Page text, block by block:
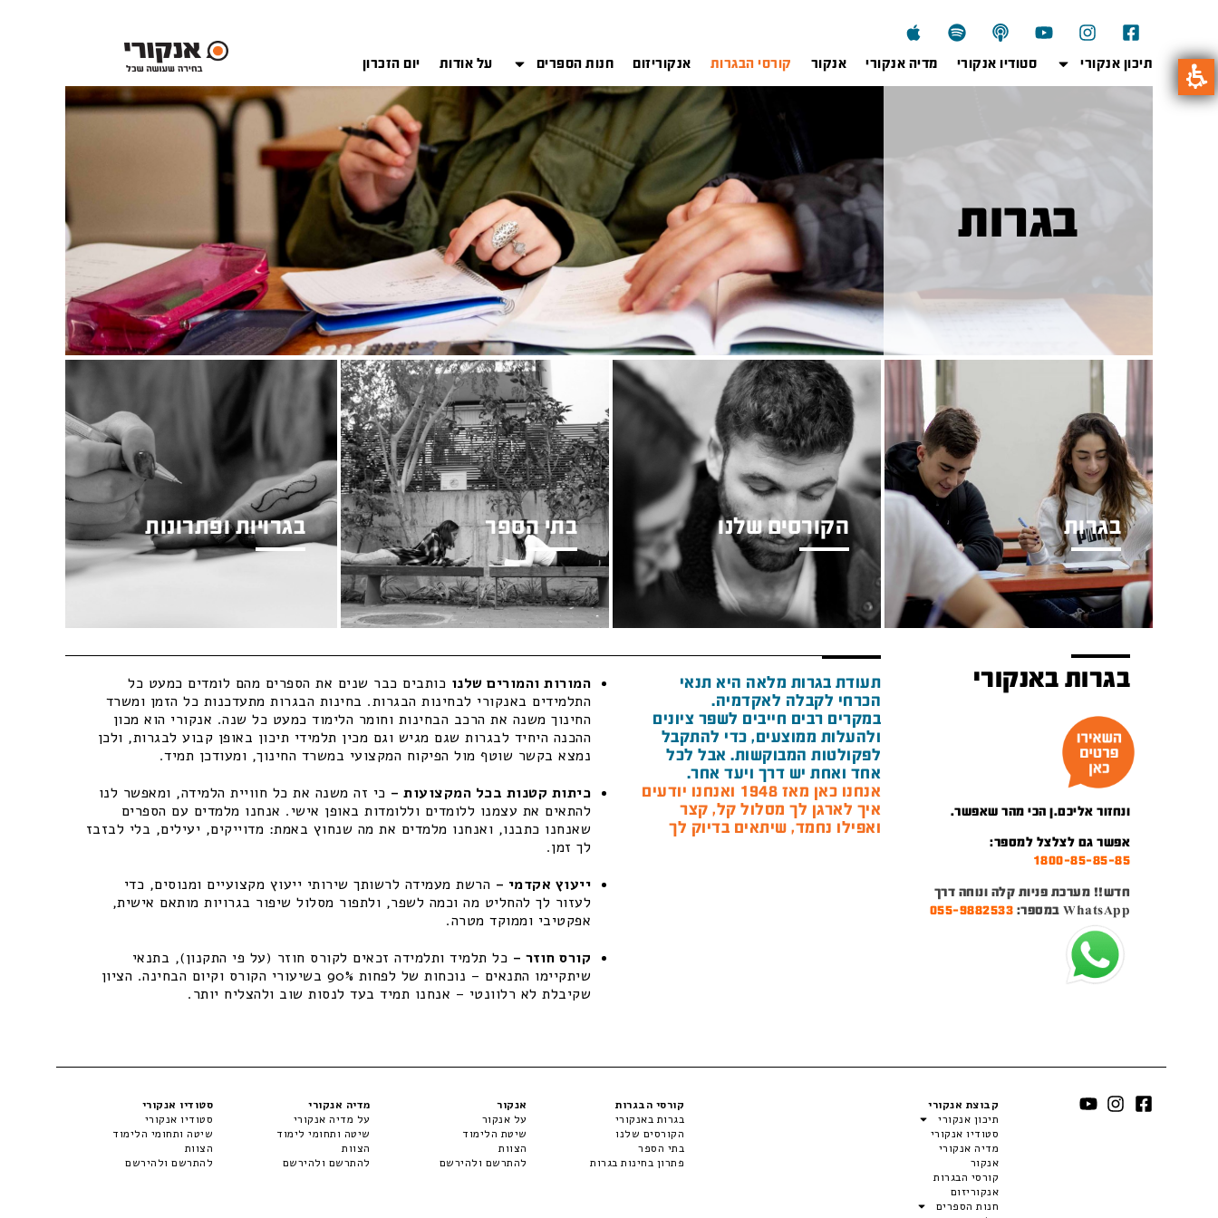
תיכון אנקורי סטודיו אנקורי מדיה אנקורי אנקור קורסי הבגרות אנקוריזום חנות הספרים על אודות יום הזכרון
בגרות
בגרות הקורסים שלנו בתי הספר בגרויות ופתרונות
בגרות באנקורי
ונחזור אליכם.ן הכי מהר שאפשר.
אפשר גם לצלצל למספר:
1800-85-85-85
חדש!! מערכת פניות קלה ונוחה דרך
WhatsApp במספר:
055-9882533
תעודת בגרות מלאה היא תנאי
הכרחי לקבלה לאקדמיה.
במקרים רבים חייבים לשפר ציונים
ולהעלות ממוצעים, כדי להתקבל
לפקולטות המבוקשות. אבל לכל
אחד ואחת יש דרך ויעד אחר.
אנחנו כאן מאז 1948 ואנחנו יודעים
איך לארגן לך מסלול קל, קצר
ואפילו נחמד, שיתאים בדיוק לך
המורות והמורים שלנו כותבים כבר שנים את הספרים מהם לומדים כמעט כל
התלמידים באנקורי לבחינות הבגרות. בחינות הבגרות מתעדכנות כל הזמן ומשרד
החינוך משנה את הרכב הבחינות וחומר הלימוד כמעט כל שנה. אנקורי הוא מכון
ההכנה היחיד לבגרות שגם מגיש וגם מכין תלמידי תיכון באופן קבוע לבגרות, ולכן
נמצא בקשר שוטף מול הפיקוח המקצועי במשרד החינוך, ומעודכן תמיד.
כיתות קטנות בכל המקצועות – כי זה משנה את כל חוויית הלמידה, ומאפשר לנו
להתאים את עצמנו ללומדים וללומדות באופן אישי. אנחנו מלמדים עם הספרים
שאנחנו כתבנו, ואנחנו מלמדים את מה שנחוץ באמת: מדוייקים, יעילים, בלי לבזבז
לך זמן.
ייעוץ אקדמי – הרשת מעמידה לרשותך שירותי ייעוץ מקצועיים ומנוסים, כדי
לעזור לך להחליט מה וכמה לשפר, ולתפור מסלול שיפור בגרויות מותאם אישית,
אפקטיבי וממוקד מטרה.
קורס חוזר – כל תלמיד ותלמידה זכאים לקורס חוזר (על פי התקנון), בתנאי
שיתקיימו התנאים – נוכחות של לפחות 90% בשיעורי הקורס וקיום הבחינה. הציון
שקיבלת לא רלוונטי – אנחנו תמיד בעד לנסות שוב ולהצליח יותר.
קבוצת אנקורי
תיכון אנקורי
סטודיו אנקורי
מדיה אנקורי
אנקור
קורסי הבגרות
אנקוריזום
חנות הספרים
קורסי הבגרות
בגרות באנקורי
הקורסים שלנו
בתי הספר
פתרון בחינות בגרות
אנקור
על אנקור
שיטת הלימוד
הצוות
להתרשם ולהירשם
מדיה אנקורי
על מדיה אנקורי
שיטה ותחומי לימוד
הצוות
להתרשם ולהירשם
סטודיו אנקורי
סטודיו אנקורי
שיטה ותחומי הלימוד
הצוות
להתרשם ולהירשם